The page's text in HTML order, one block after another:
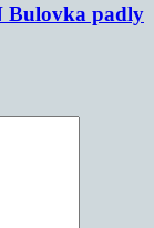
Bulovka padly